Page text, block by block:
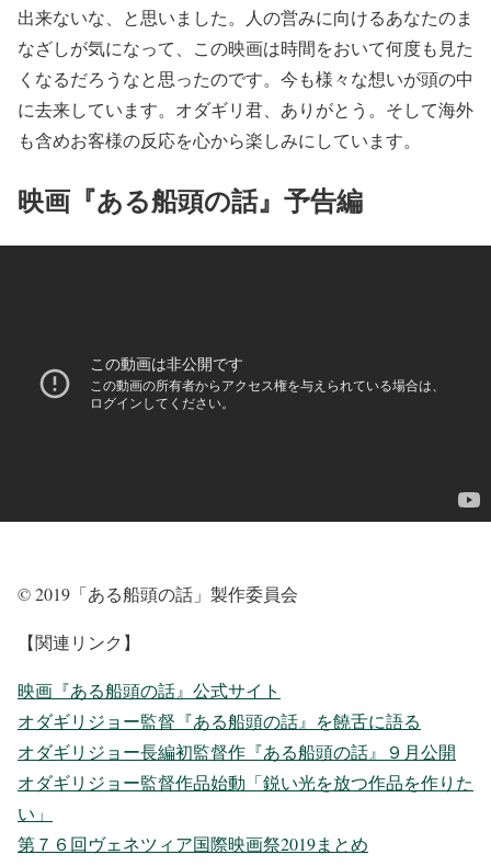
出来ないな、と思いました。人の営みに向けるあなたのま
なざしが気になって、この映画は時間をおいて何度も見た
くなるだろうなと思ったのです。今も様々な想いが頭の中
に去来しています。オダギリ君、ありがとう。そして海外
も含めお客様の反応を心から楽しみにしています。
映画『ある船頭の話』予告編
© 2019「ある船頭の話」製作委員会
【関連リンク】
映画『ある船頭の話』公式サイト
オダギリジョー監督『ある船頭の話』を饒舌に語る
オダギリジョー長編初監督作『ある船頭の話』９月公開
オダギリジョー監督作品始動「鋭い光を放つ作品を作りた
い」
第７６回ヴェネツィア国際映画祭2019まとめ